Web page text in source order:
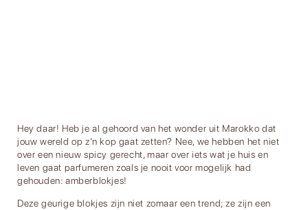
Hey daar! Heb je al gehoord van het wonder uit Marokko dat
jouw wereld op z’n kop gaat zetten? Nee, we hebben het niet
over een nieuw spicy gerecht, maar over iets wat je huis en
leven gaat parfumeren zoals je nooit voor mogelijk had
gehouden: amberblokjes!
Deze geurige blokjes zijn niet zomaar een trend; ze zijn een